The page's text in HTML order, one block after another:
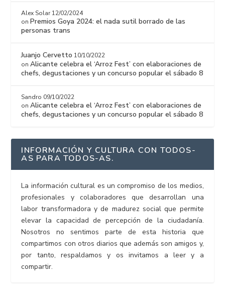
Alex Solar 12/02/2024
onPremios Goya 2024: el nada sutil borrado de las
personas trans
Juanjo Cervetto 10/10/2022
onAlicante celebra el ‘Arroz Fest’ con elaboraciones de
chefs, degustaciones y un concurso popular el sábado 8
Sandro 09/10/2022
onAlicante celebra el ‘Arroz Fest’ con elaboraciones de
chefs, degustaciones y un concurso popular el sábado 8
INFORMACIÓN Y CULTURA CON TODOS-
AS PARA TODOS-AS.
La información cultural es un compromiso de los medios,
profesionales y colaboradores que desarrollan una
labor transformadora y de madurez social que permite
elevar la capacidad de percepción de la ciudadanía.
Nosotros no sentimos parte de esta historia que
compartimos con otros diarios que además son amigos y,
por tanto, respaldamos y os invitamos a leer y a
compartir.